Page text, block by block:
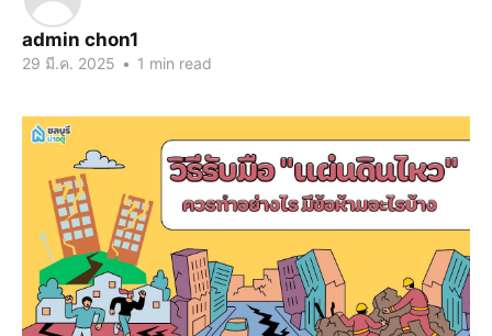
admin chon1
29 มี.ค. 2025 • 1 min read